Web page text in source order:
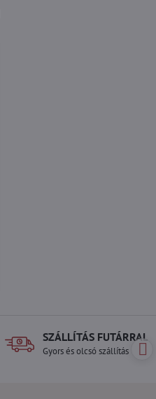
SZÁLLÍTÁS FUTÁRRAL
Gyors és olcsó szállítás